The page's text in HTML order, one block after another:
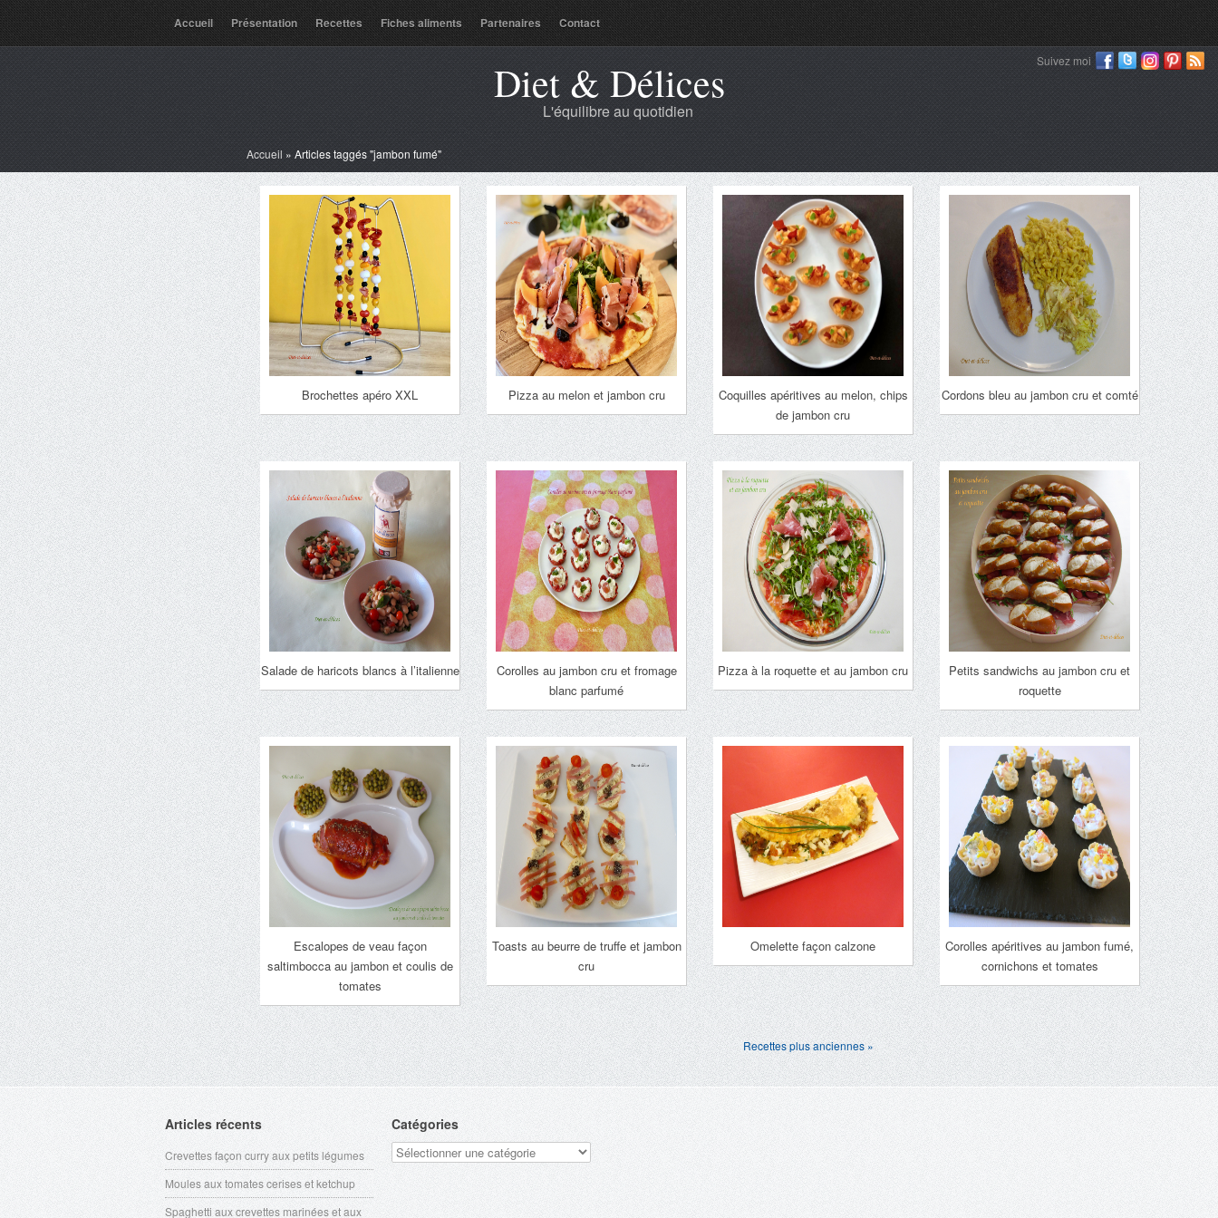
Accueil Présentation Recettes Fiches aliments Partenaires Contact
Suivez moi
Diet & Délices
L'équilibre au quotidien
Accueil » Articles taggés "jambon fumé"
Brochettes apéro XXL Pizza au melon et jambon cru
Coquilles apéritives au melon, chips
de jambon cru
Cordons bleu au jambon cru et comté
Salade de haricots blancs à l’italienne
Corolles au jambon cru et fromage
blanc parfumé
Pizza à la roquette et au jambon cru
Petits sandwichs au jambon cru et
roquette
Escalopes de veau façon
saltimbocca au jambon et coulis de
tomates
Toasts au beurre de truffe et jambon
cru
Omelette façon calzone
Corolles apéritives au jambon fumé,
cornichons et tomates
Recettes plus anciennes »
Articles récents
Crevettes façon curry aux petits légumes
Moules aux tomates cerises et ketchup
Spaghetti aux crevettes marinées et aux
Catégories
Catégories